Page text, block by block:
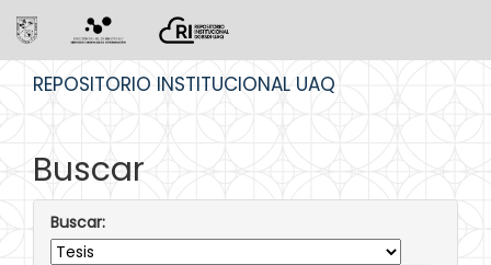
REPOSITORIO INSTITUCIONAL UAQ
Buscar
Buscar: